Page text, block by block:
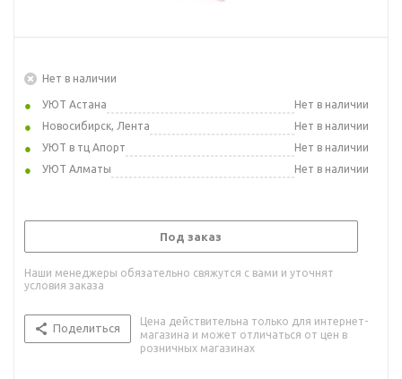
Нет в наличии
УЮТ Астана
Нет в наличии
Новосибирск, Лента
Нет в наличии
УЮТ в тц Апорт
Нет в наличии
УЮТ Алматы
Нет в наличии
Под заказ
Наши менеджеры обязательно свяжутся с вами и уточнят
условия заказа
Поделиться
Цена действительна только для интернет-
магазина и может отличаться от цен в
розничных магазинах